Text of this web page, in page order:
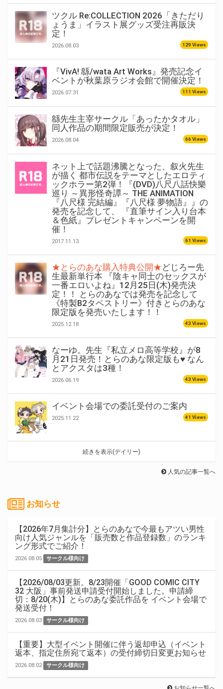
ツクル Re:COLLECTION 2026「きただり
ょうま」イラスト展グッズ受注再販決
定！
2026.08.03 129 Views
『VivA! 緜/wata Art Works』発売記念イ
ベントが秋葉原ラジオ会館で開催決定！
2026.07.31 111 Views
緜先生主宰サークル「あったかタオル」
同人作品の期間限定販売が決定！
2026.08.04 66 Views
ネット上で話題沸騰となった、叙火先生
が描く 都市伝説をテーマとしたエロティ
ックホラー第2弾！『(DVD)八尺八話快樂
巡り ～異形怪奇譚～ THE ANIMATION
『八尺様 完結編』『八尺様 夢物語』』の
発売を記念して、 『直筆サイン入り台本
＆色紙』プレゼントキャンペーンを開
催！
2017.11.13 61 Views
★とらのあな購入特典公開★どじろー先
生最新単行本 『陰キャ同士のセックスが
一番エロいよね』12月25日(木)発売決
定！！ とらのあなでは発売を記念して
《特製B2タペストリー》付きとらのあな
限定版を発売いたします！！
2025.12.18 43 Views
なーゆ。先生『私立メロ高等学校』が8
月21日発売！とらのあな限定版も♥ なん
とアクスタは3種！
2026.06.19 43 Views
イベント会場での委託受付のご案内
2025.11.22 41 Views
続きを表示(デイリー)
人気の記事一覧へ
お知らせ
【2026年7月集計分】とらのあなで今最もアツい男性
向け人気ジャンルを「販売数と作品登録数」のランキ
ング形式でご紹介！
2026.08.05 サークル様向け
【2026/08/03更新。8/23開催「GOOD COMIC CITY
32 大阪」事前発送申請受付開始しました。申請締
切：8/20(木)】とらのあな委託作品を イベント会場で
発送受付！
2026.08.03 サークル様向け
【重要】大型イベント開催に伴う返却申込（イベント
返本、指定住所宛て返本）の受付締切日変更お知らせ
2026.08.02 サークル様向け